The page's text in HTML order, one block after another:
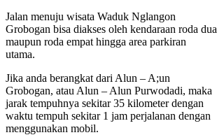
Jalan menuju wisata Waduk Nglangon
Grobogan bisa diakses oleh kendaraan roda dua
maupun roda empat hingga area parkiran
utama.
Jika anda berangkat dari Alun – A;un
Grobogan, atau Alun – Alun Purwodadi, maka
jarak tempuhnya sekitar 35 kilometer dengan
waktu tempuh sekitar 1 jam perjalanan dengan
menggunakan mobil.